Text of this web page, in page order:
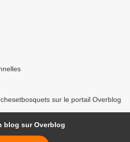
sur le portail Overblog
blog sur Overblog